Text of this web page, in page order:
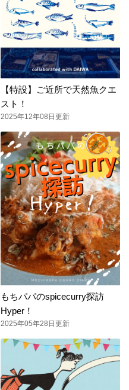
【特設】ご近所で天然魚クエ
スト！
2025年12年08日更新
もちパパのspicecurry探訪
Hyper！
2025年05年28日更新